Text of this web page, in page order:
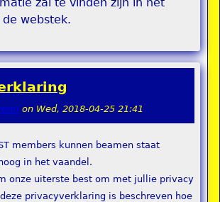
webstek.
on Wed, 2018-04-25 21:41
members kunnen beamen staat
in het vaandel.
onze uiterste best om met jullie privacy
privacyverklaring is beschreven hoe